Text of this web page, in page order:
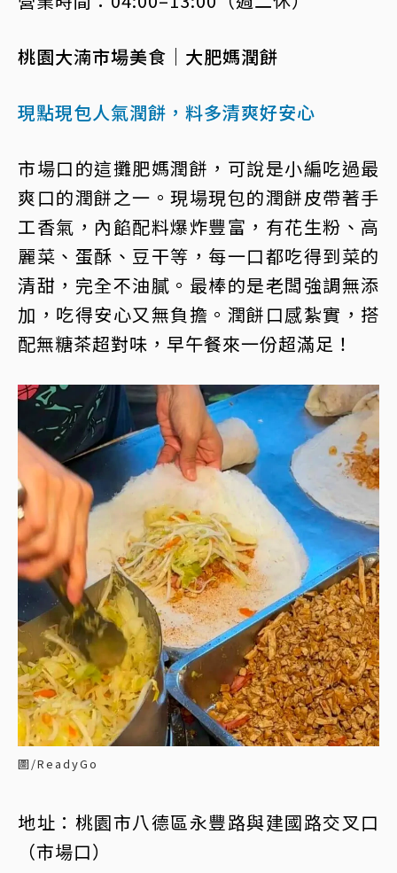
桃園大湳市場美食｜大肥媽潤餅
現點現包人氣潤餅，料多清爽好安心
市場口的這攤肥媽潤餅，可說是小編吃過最
爽口的潤餅之一。現場現包的潤餅皮帶著手
工香氣，內餡配料爆炸豐富，有花生粉、高
麗菜、蛋酥、豆干等，每一口都吃得到菜的
清甜，完全不油膩。最棒的是老闆強調無添
加，吃得安心又無負擔。潤餅口感紮實，搭
配無糖茶超對味，早午餐來一份超滿足！
圖/ReadyGo
地址：桃園市八德區永豐路與建國路交叉口
（市場口）